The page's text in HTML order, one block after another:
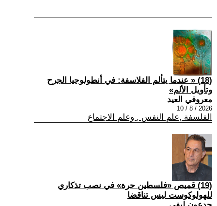
(18) « عندما يتألم الفلاسفة: في أنطولوجيا الجرح
وتأويل الألم»
معروفي العيد
2026 / 8 / 10
الفلسفة ,علم النفس , وعلم الاجتماع
(19) قميص «فلسطين حرة» في نصب تذكاري
للهولوكوست ليس تناقضا